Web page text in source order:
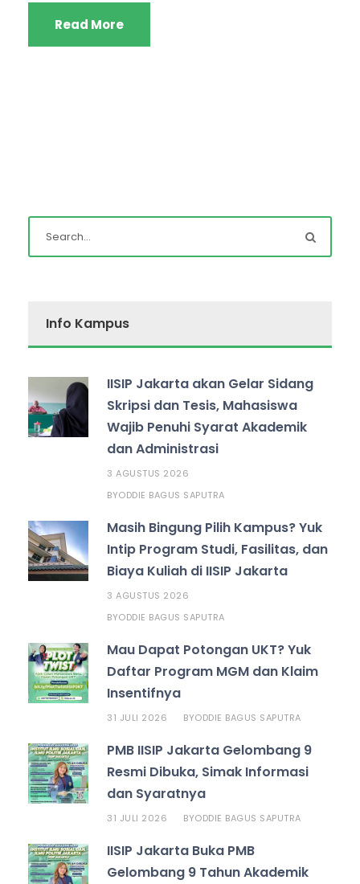
Read More
Info Kampus
IISIP Jakarta akan Gelar Sidang
Skripsi dan Tesis, Mahasiswa
Wajib Penuhi Syarat Akademik
dan Administrasi
3 AGUSTUS 2026
BYODDIE BAGUS SAPUTRA
Masih Bingung Pilih Kampus? Yuk
Intip Program Studi, Fasilitas, dan
Biaya Kuliah di IISIP Jakarta
3 AGUSTUS 2026
BYODDIE BAGUS SAPUTRA
Mau Dapat Potongan UKT? Yuk
Daftar Program MGM dan Klaim
Insentifnya
31 JULI 2026 BYODDIE BAGUS SAPUTRA
PMB IISIP Jakarta Gelombang 9
Resmi Dibuka, Simak Informasi
dan Syaratnya
31 JULI 2026 BYODDIE BAGUS SAPUTRA
IISIP Jakarta Buka PMB
Gelombang 9 Tahun Akademik